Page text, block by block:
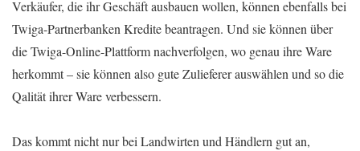
Verkäufer, die ihr Geschäft ausbauen wollen, können ebenfalls bei
Twiga-Partnerbanken Kredite beantragen. Und sie können über
die Twiga-Online-Plattform nachverfolgen, wo genau ihre Ware
herkommt – sie können also gute Zulieferer auswählen und so die
Qalität ihrer Ware verbessern.
Das kommt nicht nur bei Landwirten und Händlern gut an,